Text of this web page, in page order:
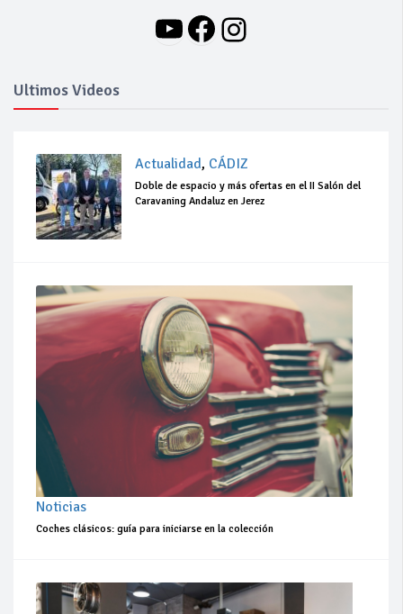
YouTube
Facebook
Instagram
Ultimos Videos
Actualidad, CÁDIZ
Doble de espacio y más ofertas en el II Salón del
Caravaning Andaluz en Jerez
Noticias
Coches clásicos: guía para iniciarse en la colección